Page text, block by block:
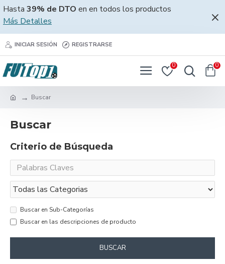
Hasta 39% de DTO en en todos los productos
Más Detalles
INICIAR SESIÓN REGISTRARSE
0 0
Buscar
Buscar
Criterio de Búsqueda
Buscar en Sub-Categorías
Buscar en las descripciones de producto
BUSCAR